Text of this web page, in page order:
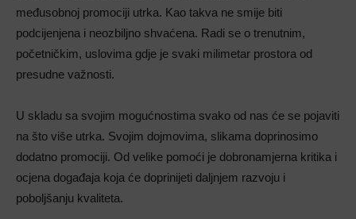
međusobnoj promociji utrka. Kao takva ne smije biti
podcijenjena i neozbiljno shvaćena. Radi se o trenutnim,
početničkim, uslovima gdje je svaki milimetar prostora od
presudne važnosti.
U skladu sa svojim mogućnostima svako od nas će se pojaviti
na što više utrka. Svojim dojmovima, slikama doprinosimo
dodatno promociji. Od velike pomoći je dobronamjerna kritika i
ocjena događaja koja će doprinijeti daljnjem razvoju i
poboljšanju kvaliteta.